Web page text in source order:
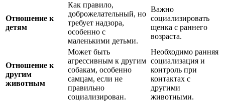
Отношение к
детям
Как правило,
доброжелательный, но
требует надзора,
особенно с
маленькими детьми.
Важно
социализировать
щенка с раннего
возраста.
Отношение к
другим
животным
Может быть
агрессивным к другим
собакам, особенно
самцам, если не
правильно
социализирован.
Необходимо ранняя
социализация и
контроль при
контактах с
другими
животными.